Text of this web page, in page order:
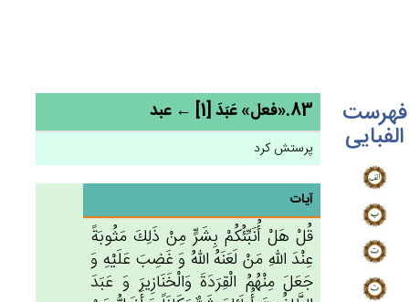
فهرست
الفبایی
83.«فعل» عَبَدَ [1] ← عبد
پرستش کرد
آیات
قُل‌ْ هَل‌ْ أُنَبِّئُكُمْ‌ بِشَرٍّ مِنْ‌ ذَلِك‌َ مَثُوبَة‌ً
عِنْدَ الله‌ِ مَنْ‌ لَعَنَه‌ُ الله‌ُ وَ غَضِب‌َ عَلَيْه‌ِ وَ
جَعَل‌َ مِنْهُم‌ُ الْقِرَدَة‌َ وَالْخَنَازِيرَ وَ عَبَدَ